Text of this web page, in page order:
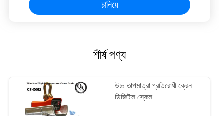
চালিয়ে
শীর্ষ পণ্য
উচ্চ তাপমাত্রা প্রতিরোধী ক্রেন
ডিজিটাল স্কেল